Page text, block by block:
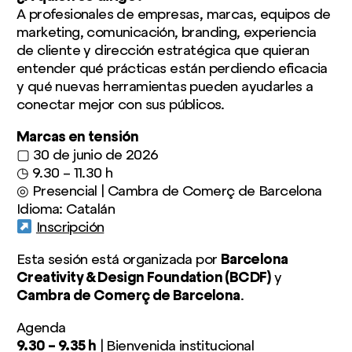
A profesionales de empresas, marcas, equipos de
marketing, comunicación, branding, experiencia
de cliente y dirección estratégica que quieran
entender qué prácticas están perdiendo eficacia
y qué nuevas herramientas pueden ayudarles a
conectar mejor con sus públicos.
Marcas en tensión
▢ 30 de junio de 2026
◷ 9.30 – 11.30 h
◎ Presencial | Cambra de Comerç de Barcelona
Idioma: Catalán
Inscripción
Esta sesión está organizada por Barcelona
Creativity & Design Foundation (BCDF)y
Cambra de Comerç de Barcelona.
Agenda
9.30 – 9.35 h | Bienvenida institucional